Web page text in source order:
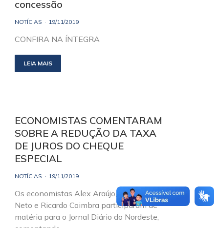
concessão
NOTÍCIAS 19/11/2019
CONFIRA NA ÍNTEGRA
LEIA MAIS
ECONOMISTAS COMENTARAM
SOBRE A REDUÇÃO DA TAXA
DE JUROS DO CHEQUE
ESPECIAL
NOTÍCIAS 19/11/2019
Os economistas Alex Araújo, Lauro Chaves
Neto e Ricardo Coimbra participaram de
matéria para o Jornal Diário do Nordeste,